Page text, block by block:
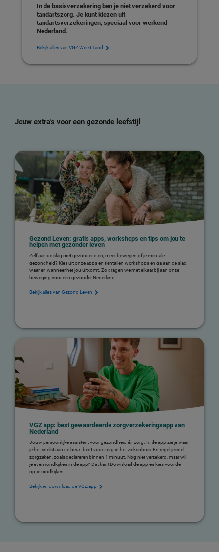
In de basisverzekering ben je niet verzekerd voor
tandartszorg. Je kunt kiezen uit
tandartsverzekeringen, speciaal voor werkend
Nederland.
Bekijk alles van VGZ Werkt Tand
Jouw extra's voor een gezonde leefstijl
Gezond Leven: gratis apps, workshops en tips om jou te
helpen met gezonder leven
Zelf aan de slag met gezonder eten, meer bewegen of je mentale
gezondheid? Kies uit onze apps en tientallen workshops en ga aan de slag
waar en wanneer het jou uitkomt. Zo dragen we met elkaar bij aan onze
beweging voor een gezonder Nederland.
Bekijk alles van Gezond Leven
VGZ app: best gewaardeerde zorgverzekeringsapp van
Nederland
Jouw persoonlijke assistent voor gezondheid én zorg. In de app zie je waar
je het snelst aan de beurt bent voor zorg in het ziekenhuis. En regel je snel
zorgzaken, zoals declareren binnen 1 minuut. Nog niet verzekerd, maar wil
je even rondkijken in de app? Dat kan! Download de app en kies voor de
optie rondkijken.
Bekijk en download de VGZ app